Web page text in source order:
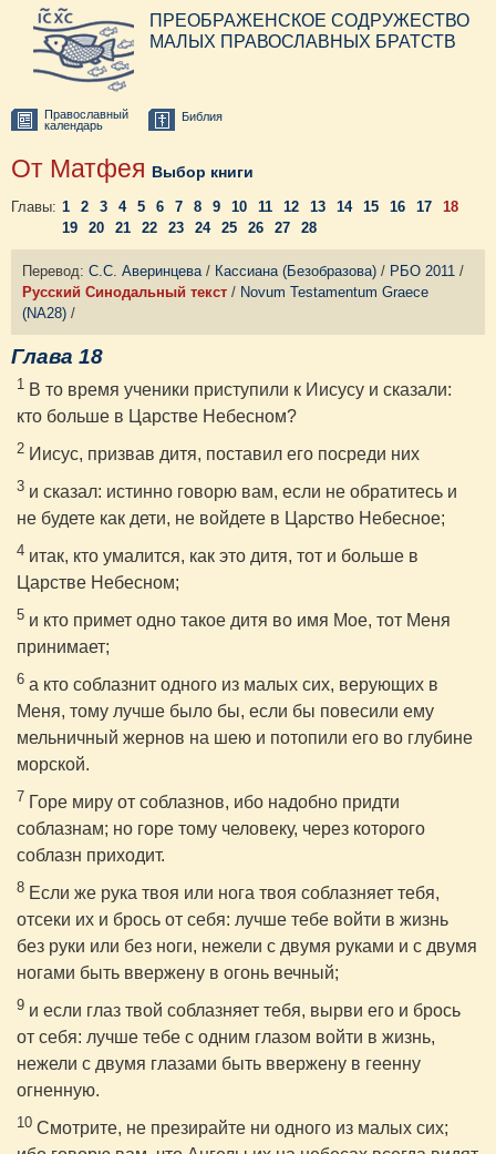
ПРЕОБРАЖЕНСКОЕ СОДРУЖЕСТВО
МАЛЫХ ПРАВОСЛАВНЫХ БРАТСТВ
Православный
календарь
Библия
От Матфея Выбор книги
Главы: 1 2 3 4 5 6 7 8 9 10 11 12 13 14 15 16 17
18
19
20 21 22 23 24 25 26 27 28
Перевод: С.С. Аверинцева/ Кассиана (Безобразова) / РБО 2011 /
Русский Синодальный текст / Novum Testamentum Graece
(NA28) /
Глава 18
1 В то время ученики приступили к Иисусу и сказали:
кто больше в Царстве Небесном?
2 Иисус, призвав дитя, поставил его посреди них
3 и сказал: истинно говорю вам, если не обратитесь и
не будете как дети, не войдете в Царство Небесное;
4 итак, кто умалится, как это дитя, тот и больше в
Царстве Небесном;
5 и кто примет одно такое дитя во имя Мое, тот Меня
принимает;
6 а кто соблазнит одного из малых сих, верующих в
Меня, тому лучше было бы, если бы повесили ему
мельничный жернов на шею и потопили его во глубине
морской.
7 Горе миру от соблазнов, ибо надобно придти
соблазнам; но горе тому человеку, через которого
соблазн приходит.
8 Если же рука твоя или нога твоя соблазняет тебя,
отсеки их и брось от себя: лучше тебе войти в жизнь
без руки или без ноги, нежели с двумя руками и с двумя
ногами быть ввержену в огонь вечный;
9 и если глаз твой соблазняет тебя, вырви его и брось
от себя: лучше тебе с одним глазом войти в жизнь,
нежели с двумя глазами быть ввержену в геенну
огненную.
10 Смотрите, не презирайте ни одного из малых сих;